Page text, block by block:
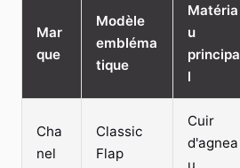
Mar
que
Modèle
embléma
tique
Matéria
u
principa
l
Cha
nel
Classic
Flap
Cuir
d'agnea